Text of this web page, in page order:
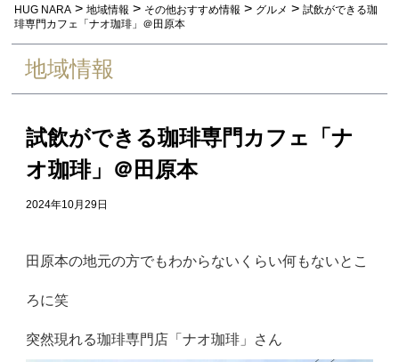
HUG NARA > 地域情報 > その他おすすめ情報 > グルメ > 試飲ができる珈
琲専門カフェ「ナオ珈琲」＠田原本
地域情報
試飲ができる珈琲専門カフェ「ナ
オ珈琲」＠田原本
2024年10月29日
田原本の地元の方でもわからないくらい何もないとこ
ろに笑
突然現れる珈琲専門店「ナオ珈琲」さん